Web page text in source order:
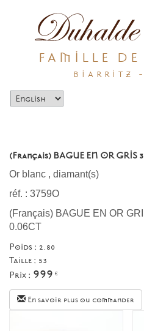
FAMILLE
BIARRITZ -
(Français) BAGUE EN OR GRIS
Or blanc , diamant(s)
réf. : 3759O
(Français) BAGUE EN OR
0.06CT
Poids : 2.80
Taille : 53
Prix : 999 €
En savoir plus ou commander